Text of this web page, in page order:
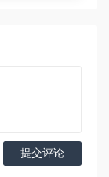
提交评论